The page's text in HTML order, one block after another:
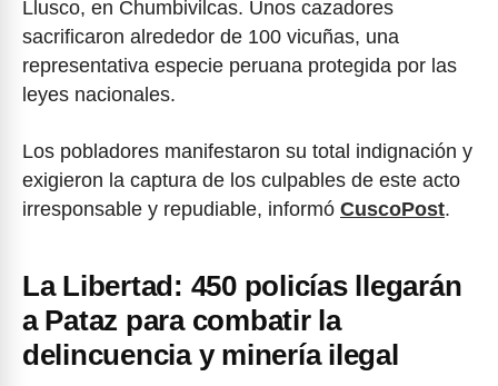
Llusco, en Chumbivilcas. Unos cazadores
sacrificaron alrededor de 100 vicuñas, una
representativa especie peruana protegida por las
leyes nacionales.
Los pobladores manifestaron su total indignación y
exigieron la captura de los culpables de este acto
irresponsable y repudiable, informó CuscoPost.
La Libertad: 450 policías llegarán
a Pataz para combatir la
delincuencia y minería ilegal